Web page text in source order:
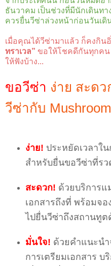
ธันวาคม เป็นช่วงที่มีนักเดินท
ควรยื่นวีซ่าล่วงหน้าก่อนวันเดิ
เมื่อคุณได้วีซ่ามาแล้ว ก็คงกิน
ทราเวล” ขอให้โชคดีกันทุกคน
ให้ฟังบ้าง...
ขอวีซ่า ง่าย สะด
วีซ่ากับ
ง่าย! ประหยัดเวลาใ
สำหรับยื่นขอวีซ่าที่ร
สะดวก! ด้วยบริการแ
เอกสารถึงที่ พร้อมจ
ไปยื่นวีซ่าถึงสถานทูต
มั่นใจ! ด้วยคำแนะน
การเตรียมเอกสาร บ